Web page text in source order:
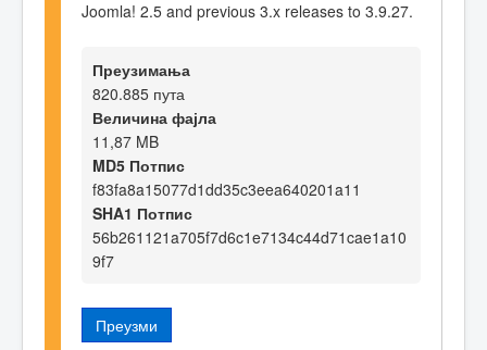
Joomla! 2.5 and previous 3.x releases to 3.9.27.
Преузимања
820.885 пута
Величина фајла
11,87 MB
MD5 Потпис
f83fa8a15077d1dd35c3eea640201a11
SHA1 Потпис
56b261121a705f7d6c1e7134c44d71cae1a10
9f7
Преузми